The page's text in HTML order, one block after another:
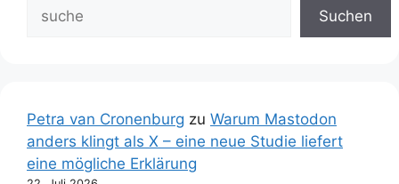
Suchen
Petra van Cronenburg zu Warum Mastodon
anders klingt als X – eine neue Studie liefert
eine mögliche Erklärung